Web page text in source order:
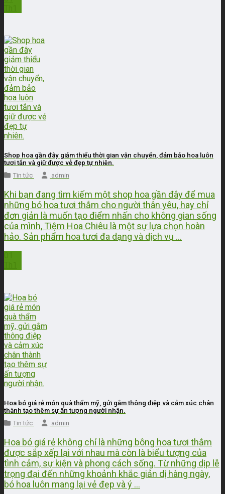
Shop hoa gần đây giảm thiểu thời gian vận chuyển, đảm bảo hoa luôn
tươi tắn và giữ được vẻ đẹp tự nhiên.
Tin tức
admin
Khi bạn đang tìm kiếm một shop hoa gần đây để mua
những bó hoa tươi thắm cho người thân yêu, hay chỉ
đơn giản là muốn tạo điểm nhấn cho không gian sống
của mình, Tiệm Hoa Chiêu là một sự lựa chọn hoàn
hảo. Sản phẩm hoa tươi đa dạng và dịch vụ ...
Hoa bó giá rẻ món quà thẩm mỹ, gửi gắm thông điệp và cảm xúc chân
thành tạo thêm sự ấn tượng người nhận.
Tin tức
admin
Hoa bó giá rẻ không chỉ là những bông hoa tươi thắm
được sắp xếp lại với nhau mà còn là biểu tượng của
tình cảm, sự kiện và phong cách sống. Từ những dịp lễ
trọng đại đến những khoảnh khắc giản dị hàng ngày,
bó hoa luôn mang lại vẻ đẹp và ý ...